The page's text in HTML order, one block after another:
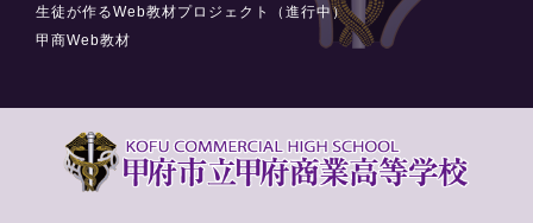
生徒が作るWeb教材プロジェクト（進行中）
甲商Web教材